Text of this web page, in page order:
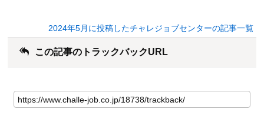
2024年5月に投稿したチャレジョブセンターの記事一覧
この記事のトラックバックURL
の
記